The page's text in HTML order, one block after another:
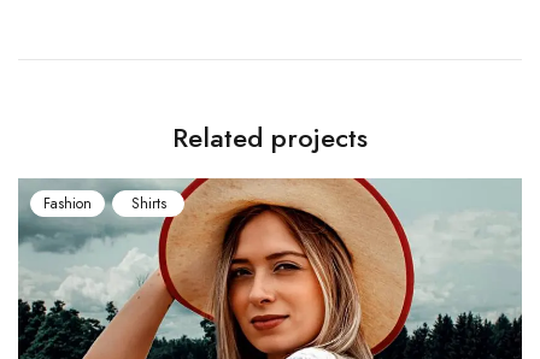
Related projects
Shirts